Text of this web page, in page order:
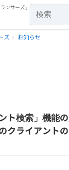
ンサーズ」
ズ お知らせ
ト検索」機能
クライアントの